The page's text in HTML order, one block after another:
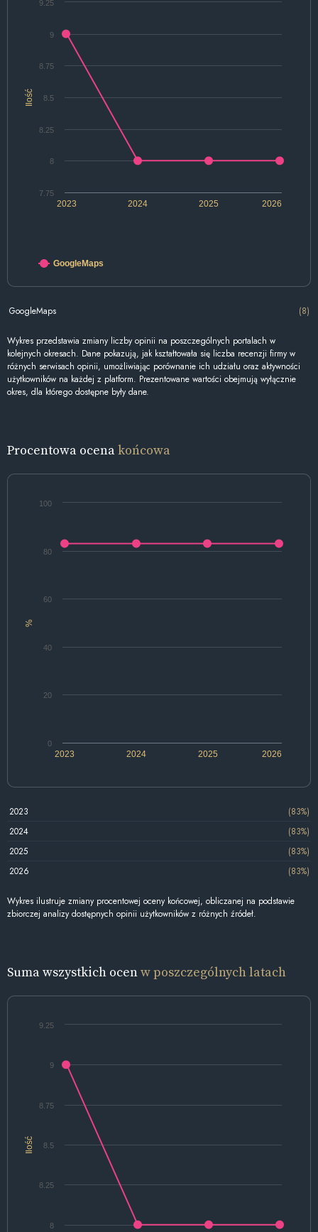
Ilość
2024 2026
2023 2025
7.75
8
8.25
8.5
8.75
9
9.25
GoogleMaps
GoogleMaps (8)
Wykres przedstawia zmiany liczby opinii na poszczególnych portalach w
kolejnych okresach. Dane pokazują, jak kształtowała się liczba recenzji firmy w
różnych serwisach opinii, umożliwiając porównanie ich udziału oraz aktywności
użytkowników na każdej z platform. Prezentowane wartości obejmują wyłącznie
okres, dla którego dostępne były dane.
Procentowa ocenakońcowa
%
2024 2026
2023 2025
0
20
40
60
80
100
2023
(83%)
2024
(83%)
2025
(83%)
2026
(83%)
Wykres ilustruje zmiany procentowej oceny końcowej, obliczanej na podstawie
zbiorczej analizy dostępnych opinii użytkowników z różnych źródeł.
Suma wszystkich ocenw poszczególnych latach
Ilość
8
8.25
8.5
8.75
9
9.25